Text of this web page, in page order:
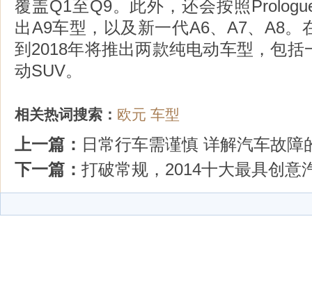
覆盖Q1至Q9。此外，还会按照
出A9车型，以及新一代A6、A7、A8。
到2018年将推出两款纯电动车型，包括
动SUV。
相关热词搜索： 欧元 车型
上一篇： 日常行车需谨慎 详解汽车故障
下一篇： 打破常规，2014十大最具创意